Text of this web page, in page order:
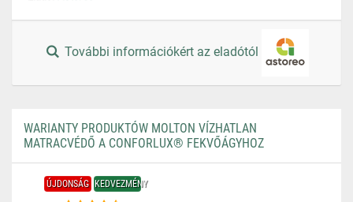
További információkért az eladótól
WARIANTY PRODUKTÓW MOLTON VÍZHATLAN
MATRACVÉDŐ A CONFORLUX® FEKVŐÁGYHOZ
ÚJDONSÁG KEDVEZMÉNY